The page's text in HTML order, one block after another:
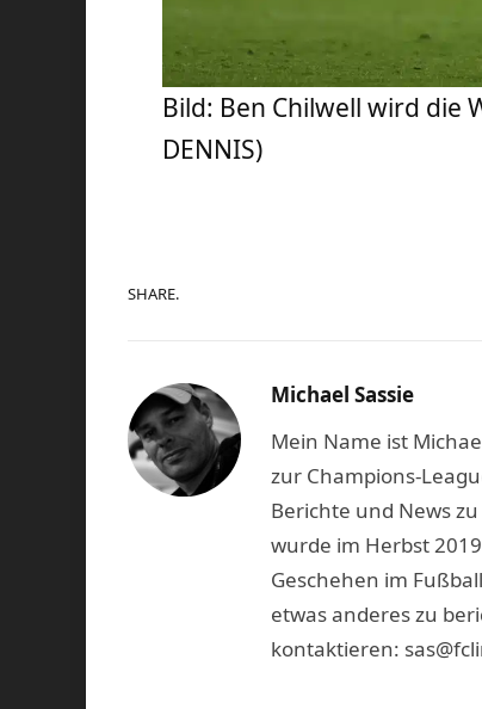
Bild: Ben Chilwell wird die
DENNIS)
SHARE.
Michael Sassie
Mein Name ist
zur Champions-
Berichte und News
wurde im Herbst
Geschehen im
etwas anderes zu
kontaktieren: